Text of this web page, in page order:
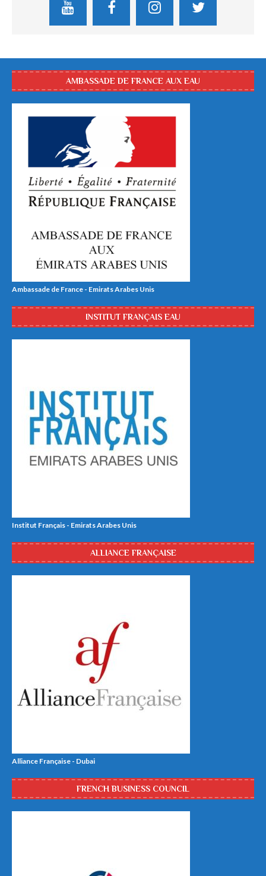
AMBASSADE DE FRANCE AUX EAU
Ambassade de France - Emirats Arabes Unis
INSTITUT FRANÇAIS EAU
Institut Français - Emirats Arabes Unis
ALLIANCE FRANÇAISE
Alliance Française - Dubai
FRENCH BUSINESS COUNCIL